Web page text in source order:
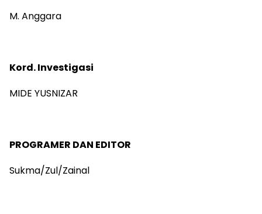
M. Anggara
Kord. Investigasi
MIDE YUSNIZAR
PROGRAMER DAN EDITOR
Sukma/Zul/Zainal